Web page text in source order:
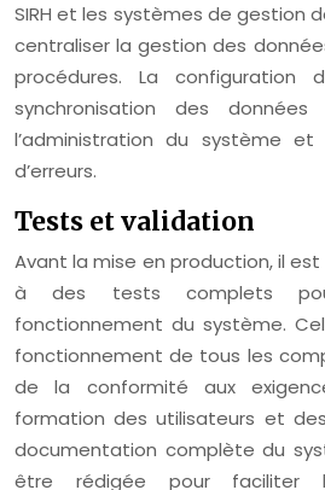
SIRH et les systèmes de gestion
centraliser la gestion des
procédures. La
synchronisation des
l’administration du système et
d’erreurs.
Tests et validation
Avant la mise en production, il
à des tests complets
fonctionnement du système.
fonctionnement de tous les
de la conformité aux
formation des utilisateurs et
documentation complète du
être rédigée pour faciliter